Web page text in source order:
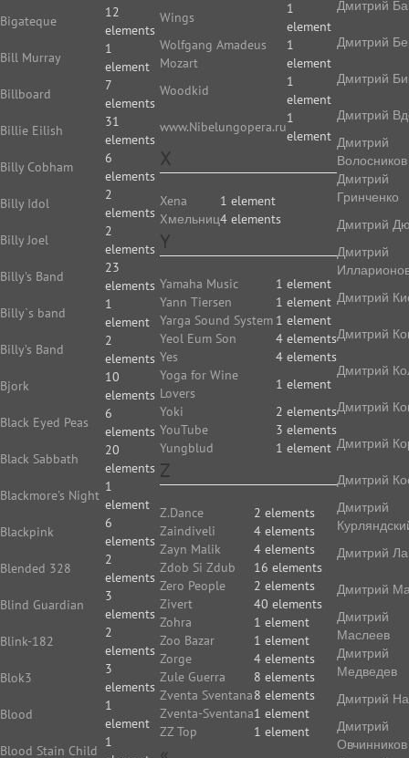
Bigateque
12
elements
Bill Murray
1
element
Billboard
7
elements
Billie Eilish
31
elements
Billy Cobham
6
elements
Billy Idol
2
elements
Billy Joel
2
elements
Billy's Band
23
elements
Billy`s band
1
element
Billy’s Band
2
elements
Bjork
10
elements
Black Eyed Peas
6
elements
Black Sabbath
20
elements
Blackmore's Night
1
element
Blackpink
6
elements
Blended 328
2
elements
Blind Guardian
3
elements
Blink-182
2
elements
Blok3
3
elements
Blood
1
element
Blood Stain Child
1
Wings
1
element
Wolfgang Amadeus
Mozart
1
element
Woodkid
1
element
www.Nibelungopera.ru
1
element
X
Xena
1 element
Xмельниц4 elements
Y
Yamaha Music
1 element
Yann Tiersen
1 element
Yarga Sound System 1 element
Yeol Eum Son
4 elements
Yes
4 elements
Yoga for Wine
Lovers
1 element
Yoki
2 elements
YouTube
3 elements
Yungblud
1 element
Z
Z.Dance
2 elements
Zaindiveli
4 elements
Zayn Malik
4 elements
Zdob Si Zdub
16 elements
Zero People
2 elements
Zivert
40 elements
Zohra
1 element
Zoo Bazar
1 element
Zorge
4 elements
Zule Guerra
8 elements
Zventa Sventana8 elements
Zventa-Sventana1 element
ZZ Top
1 element
Дмитрий
Дмитрий
Дмитрий
Дмитрий
Дмитрий
Волосников
Дмитрий
Гринченко
Дмитрий
Дмитрий
Дмитрий
Дмитрий
Дмитрий
Дмитрий
Дмитрий
Дмитрий
Дмитрий
Дмитрий
Дмитрий
Дмитрий
Маслеев
Дмитрий
Медведев
Дмитрий
Дмитрий
Овчинников